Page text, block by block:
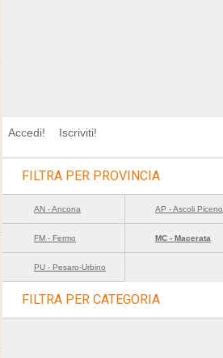
Accedi! Iscriviti!
FILTRA PER PROVINCIA
AN - Ancona AP - Ascoli Piceno
FM - Fermo MC - Macerata
PU - Pesaro-Urbino
FILTRA PER CATEGORIA